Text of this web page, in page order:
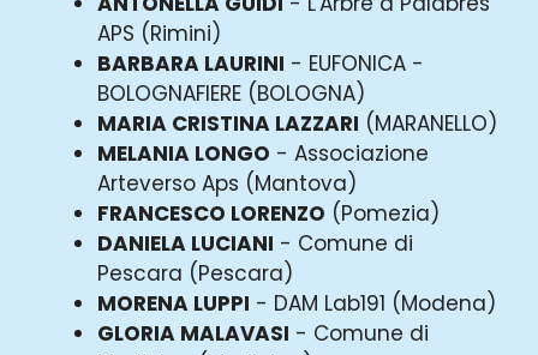
APS (Rimini)
BARBARA LAURINI - EUFONICA -
BOLOGNAFIERE (BOLOGNA)
MARIA CRISTINA LAZZARI (MARANELLO)
MELANIA LONGO - Associazione
Arteverso Aps (Mantova)
FRANCESCO LORENZO (Pomezia)
DANIELA LUCIANI - Comune di
Pescara (Pescara)
MORENA LUPPI - DAM Lab191 (Modena)
GLORIA MALAVASI - Comune di